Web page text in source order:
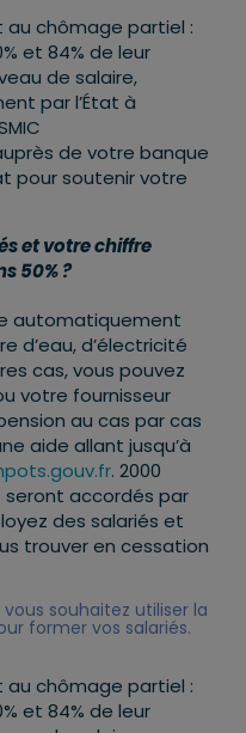
au chômage partiel :
et 84% de leur
de salaire,
par l’État à
de votre banque
pour soutenir votre
et votre chiffre
50% ?
automatiquement
d’eau, d’électricité
cas, vous pouvez
votre fournisseur
au cas par cas
aide allant jusqu’à
. 2000
accordés par
des salariés et
trouver en cessation
souhaitez utiliser la
former vos salariés.
au chômage partiel :
et 84% de leur